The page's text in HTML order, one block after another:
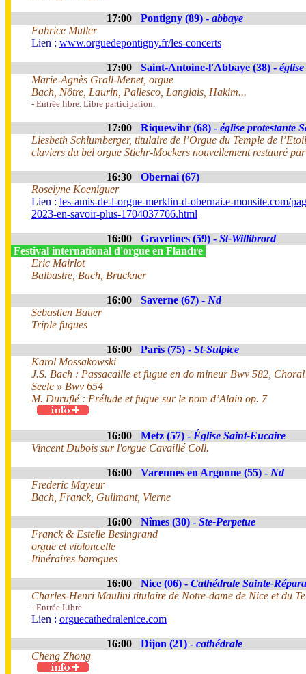
17:00 Pontigny (89) - abbaye
Fabrice Muller
Lien : www.orguedepontigny.fr/les-concerts
17:00 Saint-Antoine-l'Abbaye (38) -
Marie-Agnès Grall-Menet, orgue
Bach, Nôtre, Laurin, Pallesco, Langlais, Hakim...
- Entrée libre. Libre participation.
17:00 Riquewihr (68) - église protestante
Liesbeth Schlumberger, titulaire de l’Orgue du Temple de
claviers du bel orgue Stiehr-Mockers nouvellement restauré
16:30
Obernai (67)
Roselyne Koeniguer
Lien : les-amis-de-l-orgue-merklin-d-obernai.e-monsite.com/
2023-en-savoir-plus-1704037766.html
16:00 Gravelines (59) - St-Willibrord
Festival international d'orgue en Flandre
Eric Mairlot
Balbastre, Bach, Bruckner
16:00 Saverne (67) - Nd
Sebastien Bauer
Triple fugues
16:00 Paris (75) - St-Sulpice
Karol Mossakowski
J.S. Bach : Passacaille et fugue en do mineur Bwv 582,
Seele » Bwv 654
M. Duruflé : Prélude et fugue sur le nom d’Alain op. 7
16:00 Metz (57) - Église Saint-Eucaire
Vincent Dubois sur l'orgue Cavaillé Coll.
16:00 Varennes en Argonne (55) - Nd
Frederic Mayeur
Bach, Franck, Guilmant, Vierne
16:00 Nîmes (30) - Ste-Perpetue
Franck & Estelle Besingrand
orgue et violoncelle
Itinéraires baroques
16:00 Nice (06) - Cathédrale Sainte-
Charles-Henri Maulini titulaire de Notre-dame de Nice et du
- Entrée Libre
Lien : orguecathedralenice.com
16:00 Dijon (21) - cathédrale
Cheng Zhong